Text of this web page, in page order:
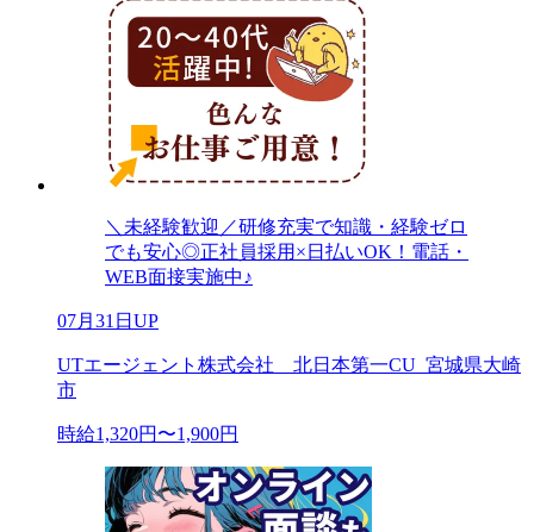
＼未経験歓迎／研修充実で知識・経験ゼロ
でも安心◎正社員採用×日払いOK！電話・
WEB面接実施中♪
07月31日UP
UTエージェント株式会社 北日本第一CU_宮城県大崎
市
時給1,320円〜1,900円